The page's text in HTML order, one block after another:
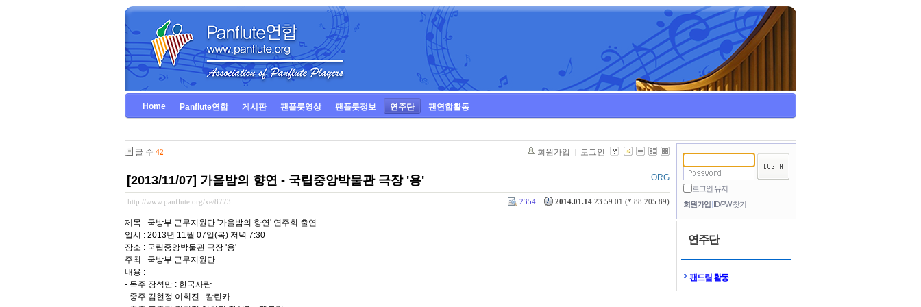
Home Panflute연합 게시판 팬플룻영상 팬플룻정보 연주단 팬연합활동
로그인 유지
회원가입 ID/PW 찾기
연주단
팬드림 활동
글 수 42 회원가입 로그인
[2013/11/07] 가을밤의 향연 - 국립중앙박물관 극장 '용' ORG
http://www.panflute.org/xe/8773 2014.01.14 23:59:01 (*.88.205.89)
2354
제목 : 국방부 근무지원단 '가을밤의 향연' 연주회 출연
일시 : 2013년 11월 07일(목) 저녁 7:30
장소 : 국립중앙박물관 극장 '용'
주최 : 국방부 근무지원단
내용 :
- 독주 장석만 : 한국사람
- 중주 김현정 이희진 : 칼린카